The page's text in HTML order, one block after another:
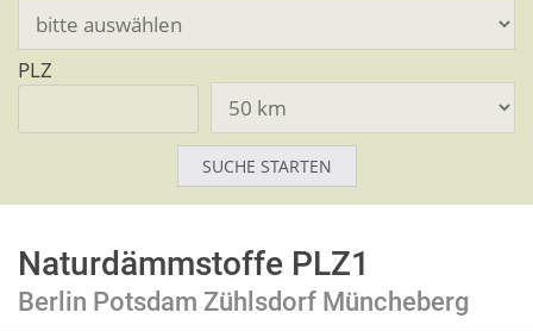
PLZ
Naturdämmstoffe PLZ1
Berlin Potsdam Zühlsdorf Müncheberg